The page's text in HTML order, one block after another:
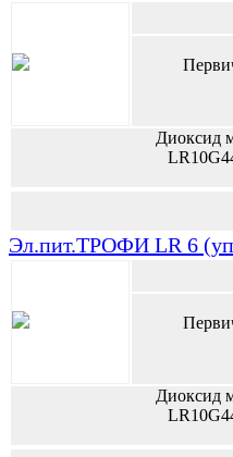
Диоксид
Эл.пит.ТРОФИ LR 6
Диоксид